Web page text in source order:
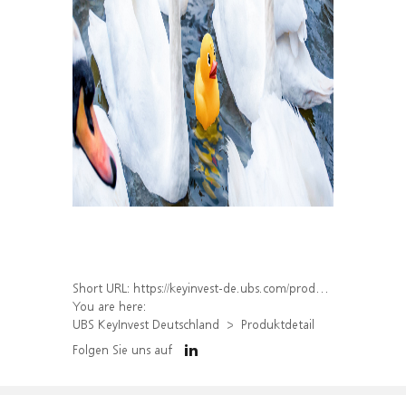
Short URL: https://keyinvest-de.ubs.com/produkt/detail/index/isin/DE000WA7GCF8
You are here:
UBS KeyInvest Deutschland
Produktdetail
Folgen Sie uns auf